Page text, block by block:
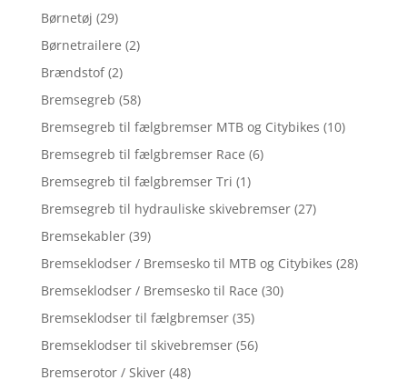
Børnetøj (29)
Børnetrailere (2)
Brændstof (2)
Bremsegreb (58)
Bremsegreb til fælgbremser MTB og Citybikes (10)
Bremsegreb til fælgbremser Race (6)
Bremsegreb til fælgbremser Tri (1)
Bremsegreb til hydrauliske skivebremser (27)
Bremsekabler (39)
Bremseklodser / Bremsesko til MTB og Citybikes (28)
Bremseklodser / Bremsesko til Race (30)
Bremseklodser til fælgbremser (35)
Bremseklodser til skivebremser (56)
Bremserotor / Skiver (48)